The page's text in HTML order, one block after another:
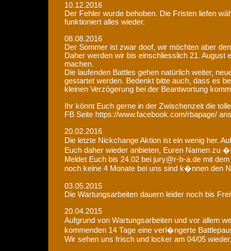
10.12.2016
Der Fehler wurde behoben. Die Fristen liefen
funktioniert alles wieder.
08.08.2016
Der Sommer ist zwar doof, wir möchten aber
Daher werden wir bis einschliesslich 21. August
machen.
Die laufenden Battles gehen natürlich weiter,
gestartet werden. Bedenkt bitte auch, dass es
kleinen Verzögerung bei der Beantwortung
Ihr könnt Euch gerne in der Zwischenzeit die
FB Seite https://www.facebook.com/rbapage/
20.02.2016
Die letzte Nickchange Aktion ist ein wenig her.
Euch daher wieder anbieten, Euren Namen zu
Meldet Euch bis 24.02 bei jury@r-b-a.de mit
noch keine 4 Monate bei uns sind k�nnen den
03.05.2015
Die Wartungsarbeiten dauern leider noch bis
20.04.2015
Aufgrund von Wartungsarbeiten und vor allem
kommenden 14 Tage eine verl�ngerte
Wir sehen uns frisch und locker am 04/05 wieder.